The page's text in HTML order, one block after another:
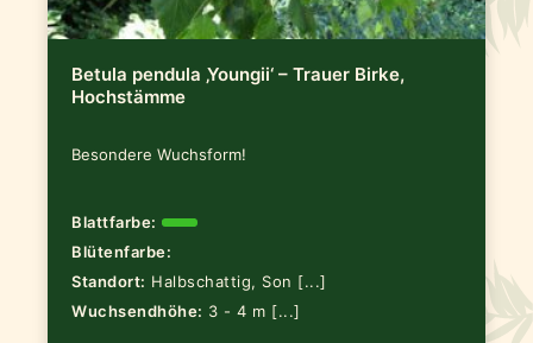
Betula pendula ‚Youngii‘ – Trauer Birke,
Hochstämme
Besondere Wuchsform!
Blattfarbe:
Blütenfarbe:
Standort: Halbschattig, Son [...]
Wuchsendhöhe: 3 - 4 m [...]